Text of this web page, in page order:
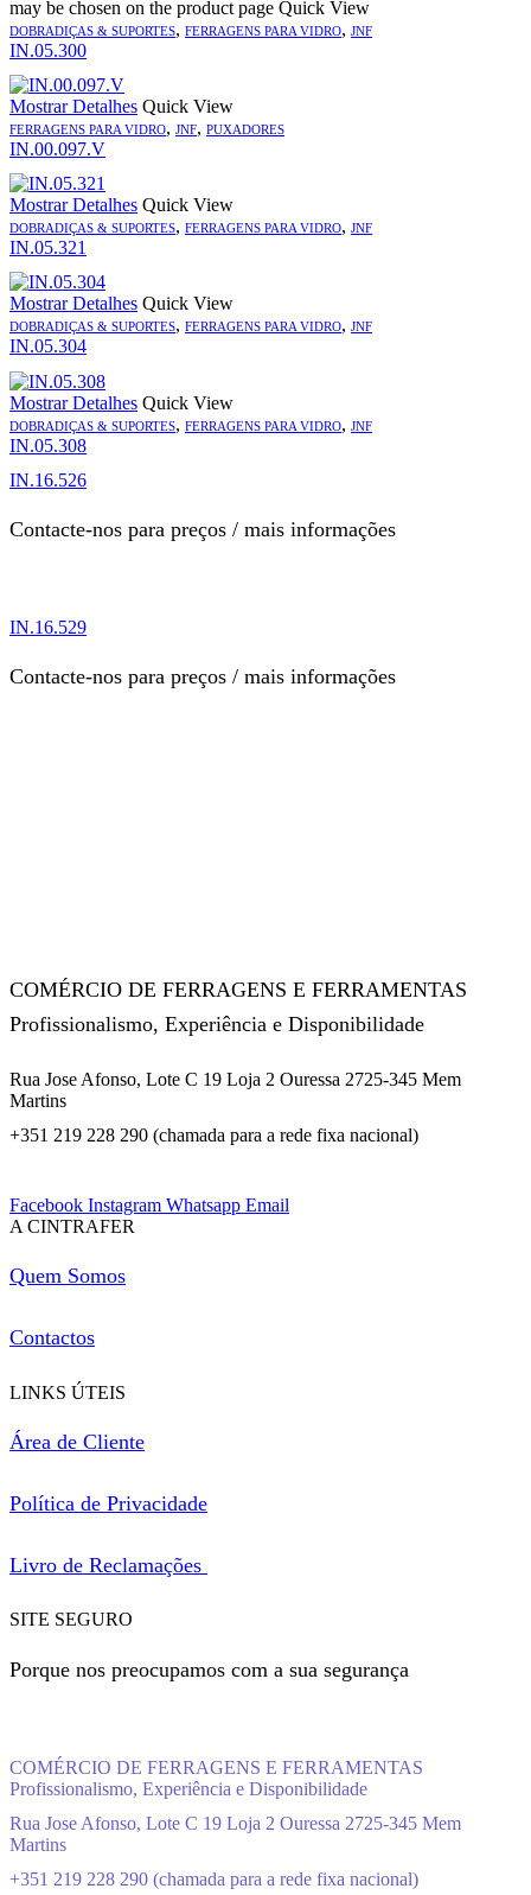
may be chosen on the product page Quick View
DOBRADIÇAS & SUPORTES, FERRAGENS PARA VIDRO, JNF
IN.05.300
Mostrar Detalhes Quick View
FERRAGENS PARA VIDRO, JNF, PUXADORES
IN.00.097.V
Mostrar Detalhes Quick View
DOBRADIÇAS & SUPORTES, FERRAGENS PARA VIDRO, JNF
IN.05.321
Mostrar Detalhes Quick View
DOBRADIÇAS & SUPORTES, FERRAGENS PARA VIDRO, JNF
IN.05.304
Mostrar Detalhes Quick View
DOBRADIÇAS & SUPORTES, FERRAGENS PARA VIDRO, JNF
IN.05.308
IN.16.526
Contacte-nos para preços / mais informações
IN.16.529
Contacte-nos para preços / mais informações
COMÉRCIO DE FERRAGENS E FERRAMENTAS
Profissionalismo, Experiência e Disponibilidade
Rua Jose Afonso, Lote C 19 Loja 2 Ouressa 2725-345 Mem
Martins
+351 219 228 290 (chamada para a rede fixa nacional)
Facebook Instagram Whatsapp Email
A CINTRAFER
Quem Somos
Contactos
LINKS ÚTEIS
Área de Cliente
Política de Privacidade
Livro de Reclamações
SITE SEGURO
Porque nos preocupamos com a sua segurança
COMÉRCIO DE FERRAGENS E FERRAMENTAS
Profissionalismo, Experiência e Disponibilidade
Rua Jose Afonso, Lote C 19 Loja 2 Ouressa 2725-345 Mem
Martins
+351 219 228 290 (chamada para a rede fixa nacional)